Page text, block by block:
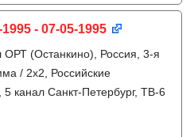
- 07-05-1995
ОРТ (Останкино), Россия, 3-я
/ 2x2, Российские
канал Санкт-Петербург, ТВ-6